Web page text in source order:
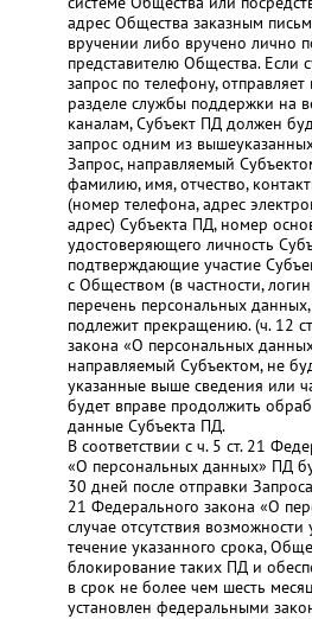
адрес Общества заказным
вручении либо вручено лично
представителю Общества. Если
запрос по телефону,
разделе службы поддержки на
каналам, Субъект ПД должен
запрос одним из
Запрос, направляемый
фамилию, имя, отчество,
(номер телефона, адрес
адрес) Субъекта ПД, номер
удостоверяющего личность
подтверждающие участие
с Обществом (в частности,
перечень персональных
подлежит прекращению. (ч. 12
закона «О персональных
направляемый Субъектом, не
указанные выше сведения или
будет вправе продолжить
данные Субъекта ПД.
В соответствии с ч. 5 ст. 21
«О персональных данных» ПД
30 дней после отправки
21 Федерального закона «О
случае отсутствия
течение указанного срока,
блокирование таких ПД и
в срок не более чем шесть
установлен федеральными